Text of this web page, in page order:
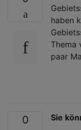
haben
Thema
paar
0
Sie